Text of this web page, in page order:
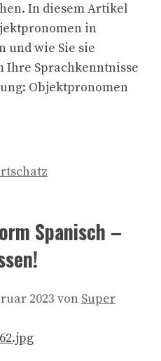
In diesem Artikel
in
und wie Sie sie
Ihre Sprachkenntnisse
Objektpronomen
Spanisch –
2023 von Super